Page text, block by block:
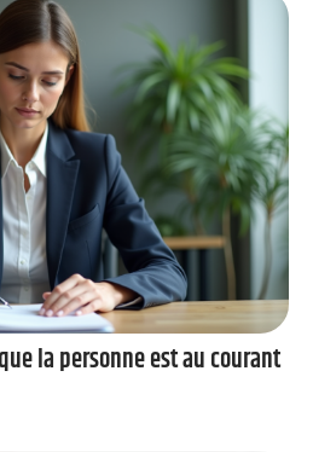
la personne est au courant